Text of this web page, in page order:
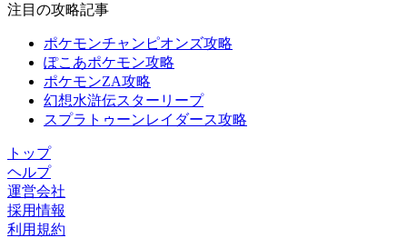
注目の攻略記事
ポケモンチャンピオンズ攻略
ぽこあポケモン攻略
ポケモンZA攻略
幻想水滸伝スターリープ
スプラトゥーンレイダース攻略
トップ
ヘルプ
運営会社
採用情報
利用規約